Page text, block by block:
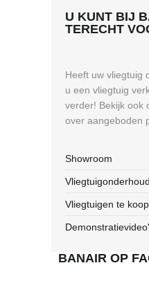
U KUNT BIJ
TERECHT
Heeft uw vliegtuig
u een vliegtuig
verder! Bekijk ook
over aangeboden
Showroom
Vliegtuigonderhoud
Vliegtuigen te koop
BANAIR OP